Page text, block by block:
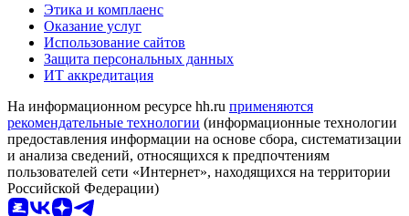
Этика и комплаенс
Оказание услуг
Использование сайтов
Защита персональных данных
ИТ аккредитация
На информационном ресурсе hh.ru применяются
рекомендательные технологии (информационные технологии
предоставления информации на основе сбора, систематизации
и анализа сведений, относящихся к предпочтениям
пользователей сети «Интернет», находящихся на территории
Российской Федерации)